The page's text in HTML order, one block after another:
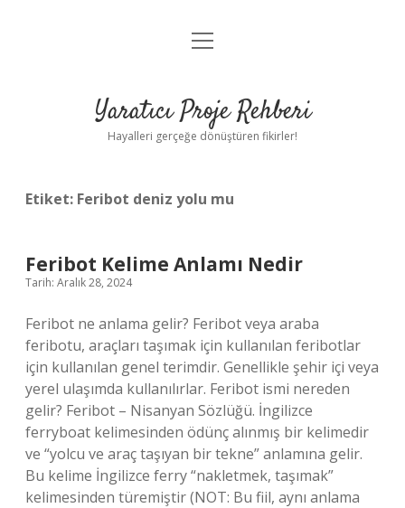
Anasayfa
Yasal Uyarı
menüyü
Yaratıcı Proje Rehberi
Hayalleri gerçeğe dönüştüren fikirler!
Etiket: Feribot deniz yolu mu
Feribot Kelime Anlamı Nedir
Tarih: Aralık 28, 2024
Feribot ne anlama gelir? Feribot veya araba
feribotu, araçları taşımak için kullanılan feribotlar
için kullanılan genel terimdir. Genellikle şehir içi veya
yerel ulaşımda kullanılırlar. Feribot ismi nereden
gelir? Feribot – Nisanyan Sözlüğü. İngilizce
ferryboat kelimesinden ödünç alınmış bir kelimedir
ve “yolcu ve araç taşıyan bir tekne” anlamına gelir.
Bu kelime İngilizce ferry “nakletmek, taşımak”
kelimesinden türemiştir (NOT: Bu fiil, aynı anlama